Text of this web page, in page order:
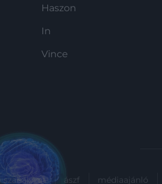
Haszon
In
Vince
ászf médiaajánló